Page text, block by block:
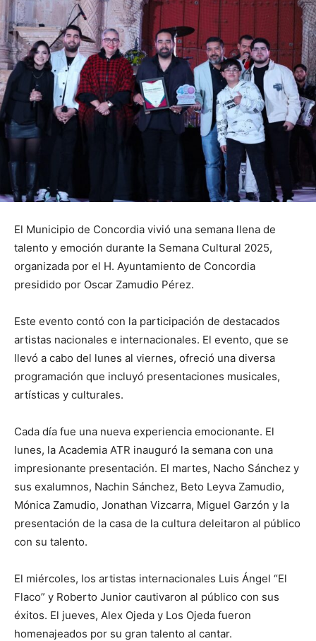
El Municipio de Concordia vivió una semana llena de
talento y emoción durante la Semana Cultural 2025,
organizada por el H. Ayuntamiento de Concordia
presidido por Oscar Zamudio Pérez.
Este evento contó con la participación de destacados
artistas nacionales e internacionales. El evento, que se
llevó a cabo del lunes al viernes, ofreció una diversa
programación que incluyó presentaciones musicales,
artísticas y culturales.
Cada día fue una nueva experiencia emocionante. El
lunes, la Academia ATR inauguró la semana con una
impresionante presentación. El martes, Nacho Sánchez y
sus exalumnos, Nachin Sánchez, Beto Leyva Zamudio,
Mónica Zamudio, Jonathan Vizcarra, Miguel Garzón y la
presentación de la casa de la cultura deleitaron al público
con su talento.
El miércoles, los artistas internacionales Luis Ángel “El
Flaco” y Roberto Junior cautivaron al público con sus
éxitos. El jueves, Alex Ojeda y Los Ojeda fueron
homenajeados por su gran talento al cantar.